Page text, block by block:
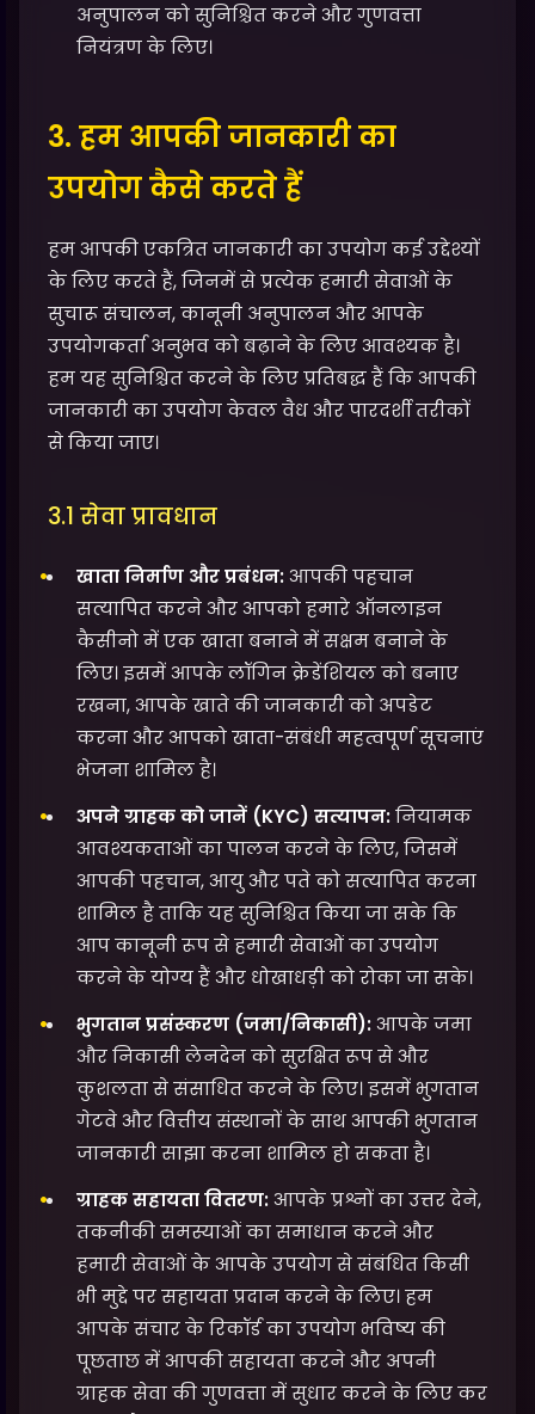
अनुपालन को सुनिश्चित करने और गुणवत्ता
नियंत्रण के लिए।
3. हम आपकी जानकारी का
उपयोग कैसे करते हैं
हम आपकी एकत्रित जानकारी का उपयोग कई उद्देश्यों
के लिए करते हैं, जिनमें से प्रत्येक हमारी सेवाओं के
सुचारू संचालन, कानूनी अनुपालन और आपके
उपयोगकर्ता अनुभव को बढ़ाने के लिए आवश्यक है।
हम यह सुनिश्चित करने के लिए प्रतिबद्ध हैं कि आपकी
जानकारी का उपयोग केवल वैध और पारदर्शी तरीकों
से किया जाए।
3.1 सेवा प्रावधान
खाता निर्माण और प्रबंधन:आपकी पहचान
सत्यापित करने और आपको हमारे ऑनलाइन
कैसीनो में एक खाता बनाने में सक्षम बनाने के
लिए। इसमें आपके लॉगिन क्रेडेंशियल को बनाए
रखना, आपके खाते की जानकारी को अपडेट
करना और आपको खाता-संबंधी महत्वपूर्ण सूचनाएं
भेजना शामिल है।
अपने ग्राहक को जानें (KYC) सत्यापन:नियामक
आवश्यकताओं का पालन करने के लिए, जिसमें
आपकी पहचान, आयु और पते को सत्यापित करना
शामिल है ताकि यह सुनिश्चित किया जा सके कि
आप कानूनी रूप से हमारी सेवाओं का उपयोग
करने के योग्य हैं और धोखाधड़ी को रोका जा सके।
भुगतान प्रसंस्करण (जमा/निकासी):आपके जमा
और निकासी लेनदेन को सुरक्षित रूप से और
कुशलता से संसाधित करने के लिए। इसमें भुगतान
गेटवे और वित्तीय संस्थानों के साथ आपकी भुगतान
जानकारी साझा करना शामिल हो सकता है।
ग्राहक सहायता वितरण:आपके प्रश्नों का उत्तर देने,
तकनीकी समस्याओं का समाधान करने और
हमारी सेवाओं के आपके उपयोग से संबंधित किसी
भी मुद्दे पर सहायता प्रदान करने के लिए। हम
आपके संचार के रिकॉर्ड का उपयोग भविष्य की
पूछताछ में आपकी सहायता करने और अपनी
ग्राहक सेवा की गुणवत्ता में सुधार करने के लिए कर